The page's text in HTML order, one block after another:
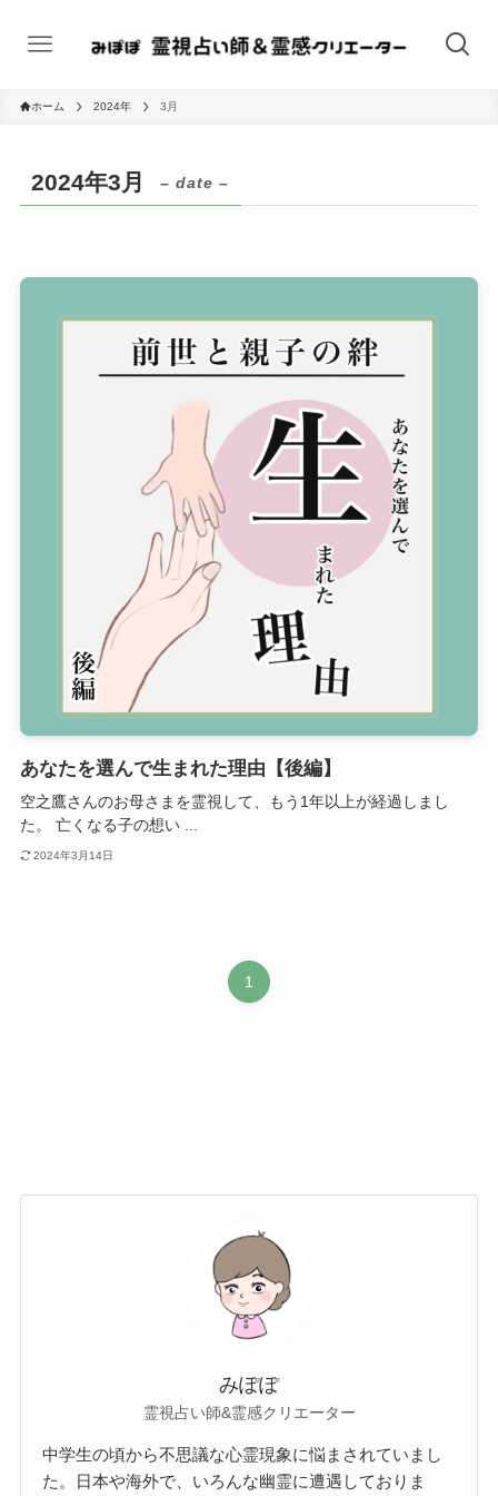
ホーム 2024年 3月
2024年3月 – date –
あなたを選んで生まれた理由【後編】
空之鷹さんのお母さまを霊視して、もう1年以上が経過しまし
た。 亡くなる子の想い ...
2024年3月14日
1
みぽぽ
霊視占い師&霊感クリエーター
中学生の頃から不思議な心霊現象に悩まされていまし
た。日本や海外で、いろんな幽霊に遭遇しておりま